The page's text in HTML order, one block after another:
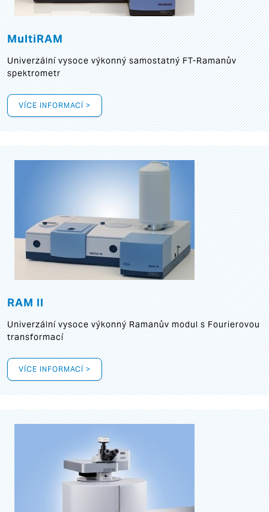
MultiRAM
Univerzální vysoce výkonný samostatný FT-Ramanův
spektrometr
VÍCE INFORMACÍ >
RAM II
Univerzální vysoce výkonný Ramanův modul s Fourierovou
transformací
VÍCE INFORMACÍ >